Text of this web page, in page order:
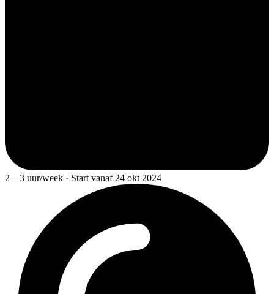
2—3 uur/week · Start vanaf 24 okt 2024